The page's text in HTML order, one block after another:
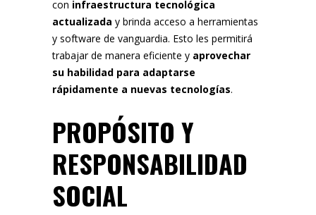
con infraestructura tecnológica
actualizada y brinda acceso a herramientas
y software de vanguardia. Esto les permitirá
trabajar de manera eficiente y aprovechar
su habilidad para adaptarse
rápidamente a nuevas tecnologías.
PROPÓSITO Y
RESPONSABILIDAD
SOCIAL